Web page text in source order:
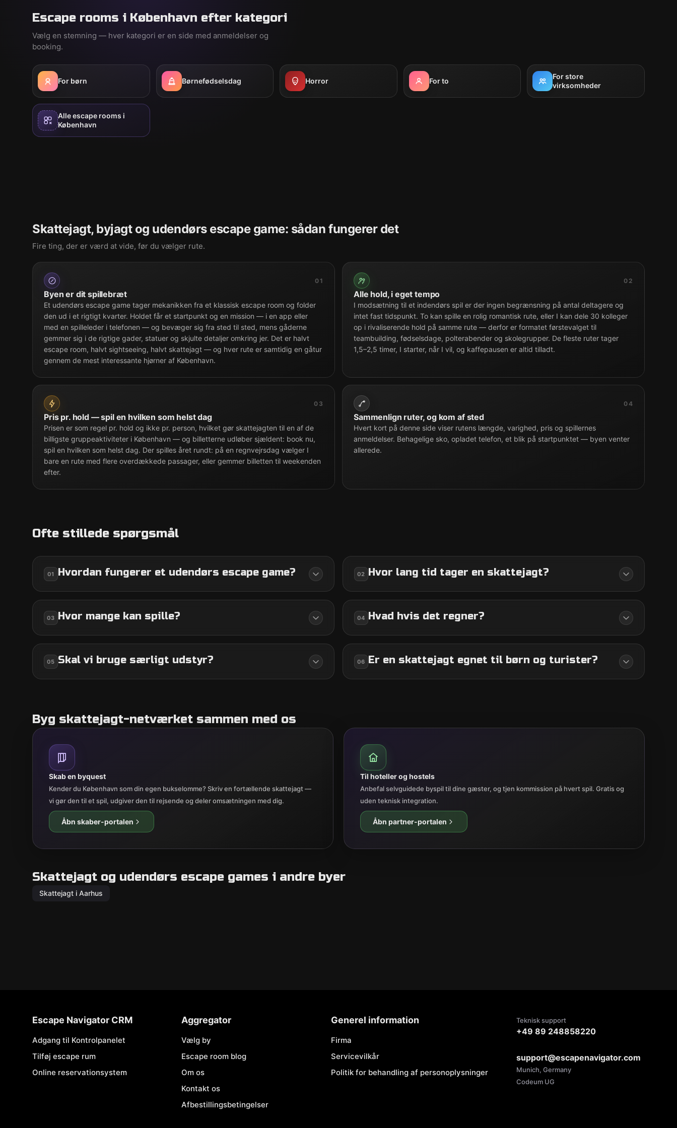
Escape rooms i København efter kategori
Vælg en stemning — hver kategori er en side med anmeldelser og
booking.
For børn Børnefødselsdag Horror For to
For store
virksomheder
Alle escape rooms i
København
Skattejagt, byjagt og udendørs escape game: sådan fungerer det
Fire ting, der er værd at vide, før du vælger rute.
01
Byen er dit spillebræt
Et udendørs escape game tager mekanikken fra et klassisk escape room og folder
den ud i et rigtigt kvarter. Holdet får et startpunkt og en mission — i en app eller
med en spilleleder i telefonen — og bevæger sig fra sted til sted, mens gåderne
gemmer sig i de rigtige gader, statuer og skjulte detaljer omkring jer. Det er halvt
escape room, halvt sightseeing, halvt skattejagt — og hver rute er samtidig en gåtur
gennem de mest interessante hjørner af København.
02
Alle hold, i eget tempo
I modsætning til et indendørs spil er der ingen begrænsning på antal deltagere og
intet fast tidspunkt. To kan spille en rolig romantisk rute, eller I kan dele 30 kolleger
op i rivaliserende hold på samme rute — derfor er formatet førstevalget til
teambuilding, fødselsdage, polterabender og skolegrupper. De fleste ruter tager
1,5–2,5 timer, I starter, når I vil, og kaffepausen er altid tilladt.
03
Pris pr. hold — spil en hvilken som helst dag
Prisen er som regel pr. hold og ikke pr. person, hvilket gør skattejagten til en af de
billigste gruppeaktiviteter i København — og billetterne udløber sjældent: book nu,
spil en hvilken som helst dag. Der spilles året rundt: på en regnvejrsdag vælger I
bare en rute med flere overdækkede passager, eller gemmer billetten til weekenden
efter.
04
Sammenlign ruter, og kom af sted
Hvert kort på denne side viser rutens længde, varighed, pris og spillernes
anmeldelser. Behagelige sko, opladet telefon, et blik på startpunktet — byen venter
allerede.
Ofte stillede spørgsmål
01 Hvordan fungerer et udendørs escape game? 02 Hvor lang tid tager en skattejagt?
03 Hvor mange kan spille? 04 Hvad hvis det regner?
05 Skal vi bruge særligt udstyr? 06 Er en skattejagt egnet til børn og turister?
Byg skattejagt-netværket sammen med os
Skab en byquest
Kender du København som din egen bukselomme? Skriv en fortællende skattejagt —
vi gør den til et spil, udgiver den til rejsende og deler omsætningen med dig.
Åbn skaber-portalen
Til hoteller og hostels
Anbefal selvguidede byspil til dine gæster, og tjen kommission på hvert spil. Gratis og
uden teknisk integration.
Åbn partner-portalen
Skattejagt og udendørs escape games i andre byer
Skattejagt i Aarhus
Escape Navigator CRM
Adgang til Kontrolpanelet
Tilføj escape rum
Online reservationsystem
Aggregator
Vælg by
Escape room blog
Om os
Kontakt os
Afbestillingsbetingelser
Generel information
Firma
Servicevilkår
Politik for behandling af personoplysninger
Teknisk support
+49 89 248858220
support@escapenavigator.com
Munich, Germany
Codeum UG